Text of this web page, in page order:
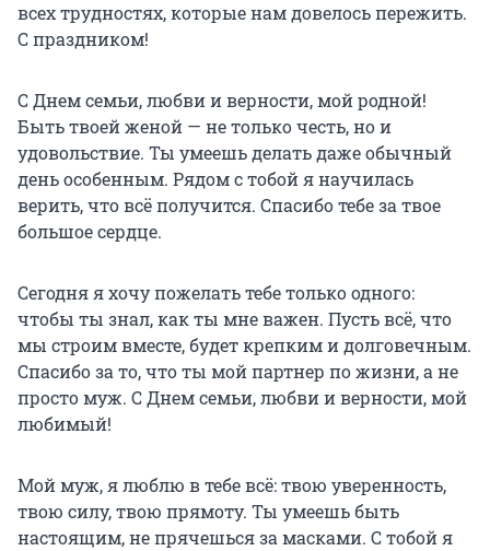
всех трудностях, которые нам довелось пережить.
С праздником!
С Днем семьи, любви и верности, мой родной!
Быть твоей женой — не только честь, но и
удовольствие. Ты умеешь делать даже обычный
день особенным. Рядом с тобой я научилась
верить, что всё получится. Спасибо тебе за твое
большое сердце.
Сегодня я хочу пожелать тебе только одного:
чтобы ты знал, как ты мне важен. Пусть всё, что
мы строим вместе, будет крепким и долговечным.
Спасибо за то, что ты мой партнер по жизни, а не
просто муж. С Днем семьи, любви и верности, мой
любимый!
Мой муж, я люблю в тебе всё: твою уверенность,
твою силу, твою прямоту. Ты умеешь быть
настоящим, не прячешься за масками. С тобой я